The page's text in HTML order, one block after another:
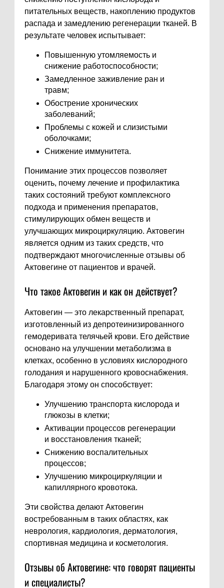
питательных веществ, накоплению продуктов
распада и замедлению регенерации тканей. В
результате человек испытывает:
Повышенную утомляемость и
снижение работоспособности;
Замедленное заживление ран и
травм;
Обострение хронических
заболеваний;
Проблемы с кожей и слизистыми
оболочками;
Снижение иммунитета.
Понимание этих процессов позволяет
оценить, почему лечение и профилактика
таких состояний требуют комплексного
подхода и применения препаратов,
стимулирующих обмен веществ и
улучшающих микроциркуляцию. Актовегин
является одним из таких средств, что
подтверждают многочисленные отзывы об
Актовегине от пациентов и врачей.
Что такое Актовегин и как он действует?
Актовегин — это лекарственный препарат,
изготовленный из депротеинизированного
гемодеривата телячьей крови. Его действие
основано на улучшении метаболизма в
клетках, особенно в условиях кислородного
голодания и нарушенного кровоснабжения.
Благодаря этому он способствует:
Улучшению транспорта кислорода и
глюкозы в клетки;
Активации процессов регенерации
и восстановления тканей;
Снижению воспалительных
процессов;
Улучшению микроциркуляции и
капиллярного кровотока.
Эти свойства делают Актовегин
востребованным в таких областях, как
неврология, кардиология, дерматология,
спортивная медицина и косметология.
Отзывы об Актовегине: что говорят пациенты
и специалисты?